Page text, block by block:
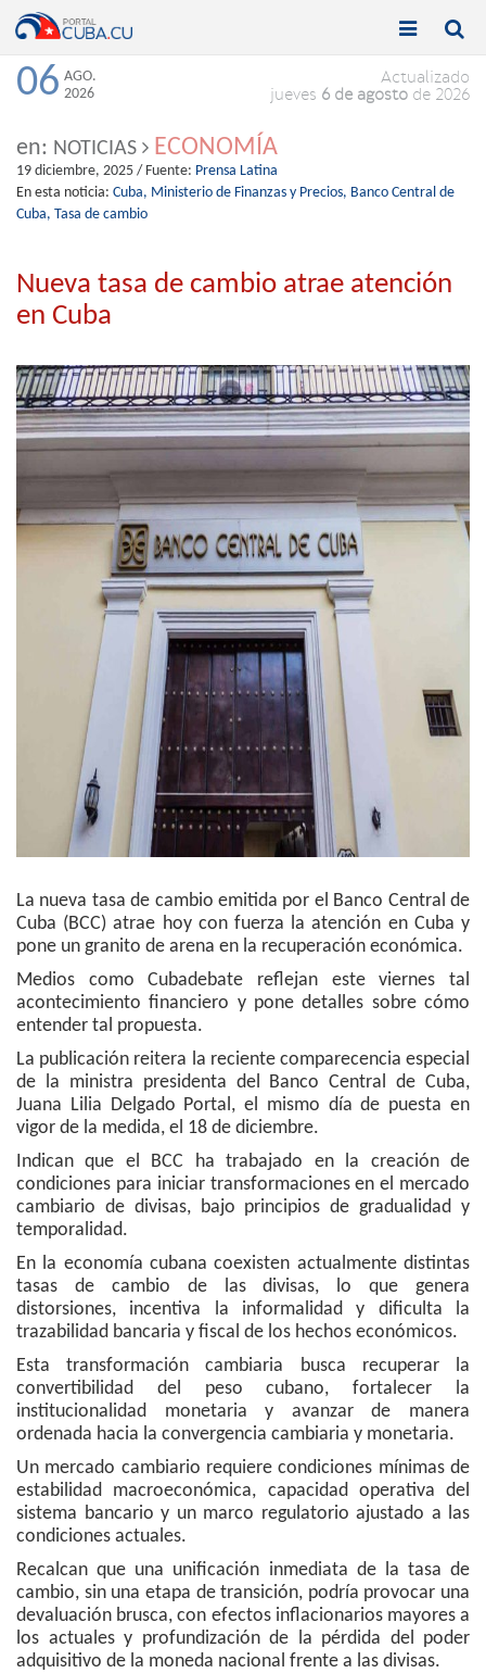
Toggle

Toggle

06 AGO.
2026
Actualizado
jueves 6 de agosto de 2026
en: NOTICIAS ECONOMÍA
19 diciembre, 2025 / Fuente: Prensa Latina
En esta noticia: Cuba, Ministerio de Finanzas y Precios, Banco Central de
Cuba, Tasa de cambio
Nueva tasa de cambio atrae atención
en Cuba
La nueva tasa de cambio emitida por el Banco Central de
Cuba (BCC) atrae hoy con fuerza la atención en Cuba y
pone un granito de arena en la recuperación económica.
Medios como Cubadebate reflejan este viernes tal
acontecimiento financiero y pone detalles sobre cómo
entender tal propuesta.
La publicación reitera la reciente comparecencia especial
de la ministra presidenta del Banco Central de Cuba,
Juana Lilia Delgado Portal, el mismo día de puesta en
vigor de la medida, el 18 de diciembre.
Indican que el BCC ha trabajado en la creación de
condiciones para iniciar transformaciones en el mercado
cambiario de divisas, bajo principios de gradualidad y
temporalidad.
En la economía cubana coexisten actualmente distintas
tasas de cambio de las divisas, lo que genera
distorsiones, incentiva la informalidad y dificulta la
trazabilidad bancaria y fiscal de los hechos económicos.
Esta transformación cambiaria busca recuperar la
convertibilidad del peso cubano, fortalecer la
institucionalidad monetaria y avanzar de manera
ordenada hacia la convergencia cambiaria y monetaria.
Un mercado cambiario requiere condiciones mínimas de
estabilidad macroeconómica, capacidad operativa del
sistema bancario y un marco regulatorio ajustado a las
condiciones actuales.
Recalcan que una unificación inmediata de la tasa de
cambio, sin una etapa de transición, podría provocar una
devaluación brusca, con efectos inflacionarios mayores a
los actuales y profundización de la pérdida del poder
adquisitivo de la moneda nacional frente a las divisas.